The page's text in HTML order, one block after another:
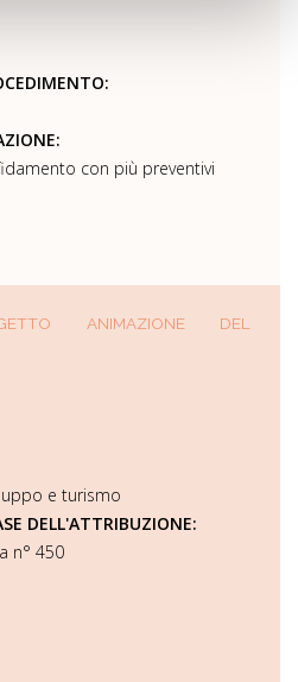
con più preventivi
ANIMAZIONE DEL
e turismo
DELL'ATTRIBUZIONE:
n° 450